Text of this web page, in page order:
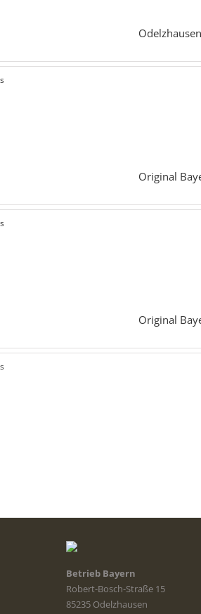
Original
Original
Betrieb Bayern
Robert-Bosch-Straße 15
85235 Odelzhausen